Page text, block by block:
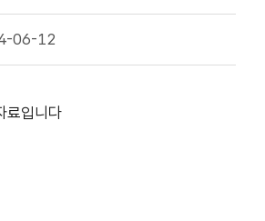
06-12
료입니다